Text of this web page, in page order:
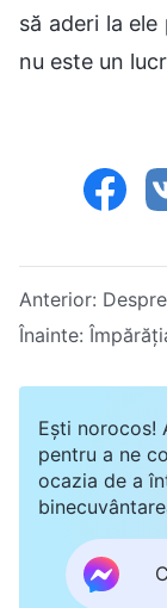
să aderi la
nu este un
Anterior:
Înainte:
Ești norocos!
pentru a ne
ocazia de a